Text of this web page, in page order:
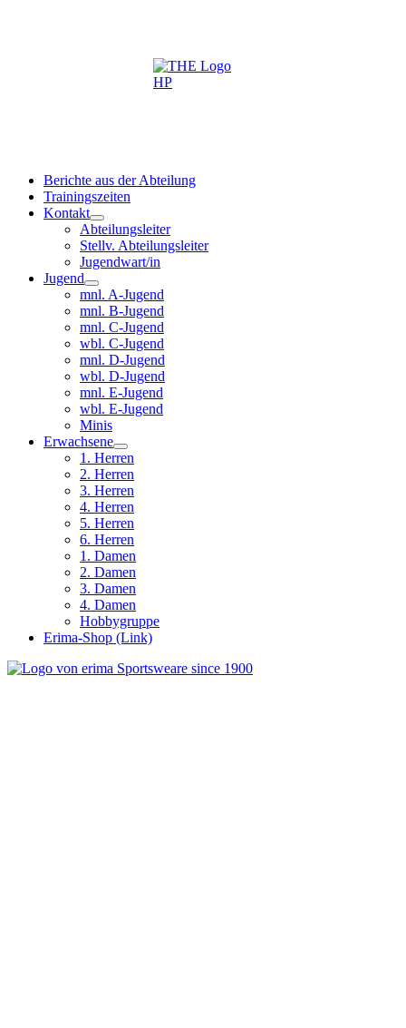
Berichte aus der Abteilung
Trainingszeiten
Kontakt
Abteilungsleiter
Stellv. Abteilungsleiter
Jugendwart/in
Jugend
mnl. A-Jugend
mnl. B-Jugend
mnl. C-Jugend
wbl. C-Jugend
mnl. D-Jugend
wbl. D-Jugend
mnl. E-Jugend
wbl. E-Jugend
Minis
Erwachsene
1. Herren
2. Herren
3. Herren
4. Herren
5. Herren
6. Herren
1. Damen
2. Damen
3. Damen
4. Damen
Hobbygruppe
Erima-Shop (Link)